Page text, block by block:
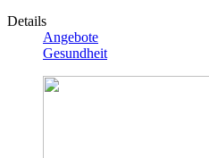
Details
Angebote
Gesundheit